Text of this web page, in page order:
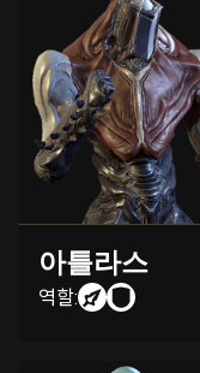
아틀라스
역할: